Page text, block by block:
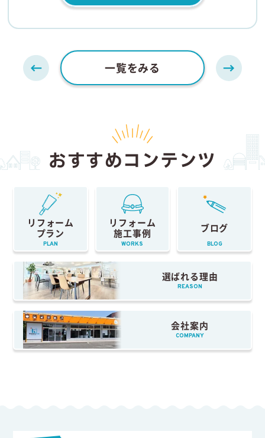
一覧をみる
おすすめコンテンツ
リフォーム
プラン
PLAN
リフォーム
施工事例
WORKS
ブログ
BLOG
選ばれる理由
REASON
会社案内
COMPANY